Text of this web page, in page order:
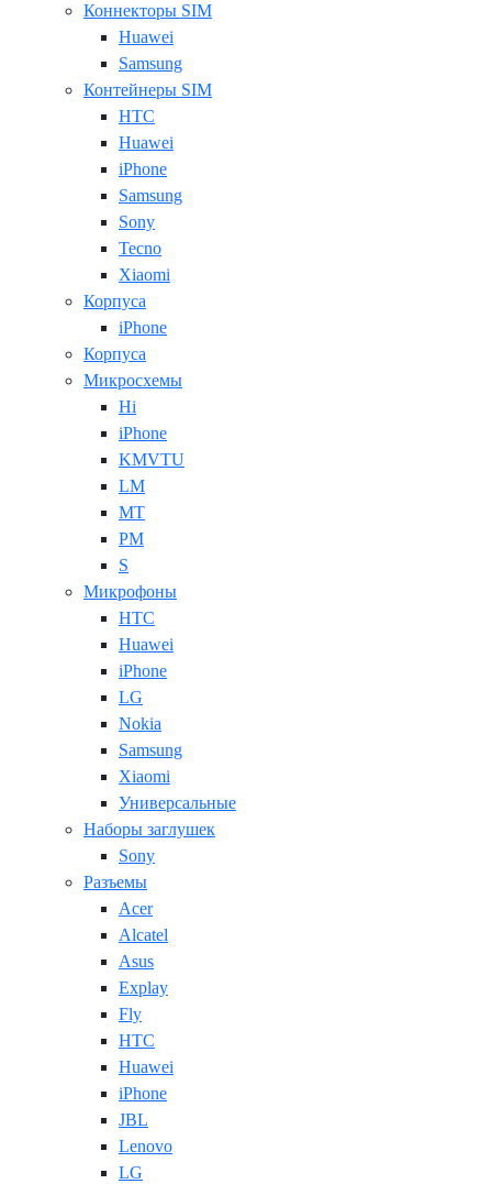
Коннекторы SIM
Huawei
Samsung
Контейнеры SIM
HTC
Huawei
iPhone
Samsung
Sony
Tecno
Xiaomi
Корпуса
iPhone
Корпуса
Микросхемы
Hi
iPhone
KMVTU
LM
MT
PM
S
Микрофоны
HTC
Huawei
iPhone
LG
Nokia
Samsung
Xiaomi
Универсальные
Наборы заглушек
Sony
Разъемы
Acer
Alcatel
Asus
Explay
Fly
HTC
Huawei
iPhone
JBL
Lenovo
LG